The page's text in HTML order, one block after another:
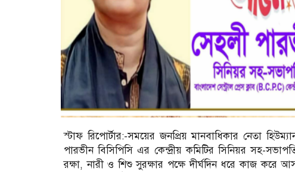
স্টাফ রিপোর্টার:-সময়ের জনপ্রিয় মানবাধিকার নেতা
পারভীন বিসিপিসি এর কেন্দ্রীয় কমিটির সিনিয়র সহ-
রক্ষা, নারী ও শিশু সুরক্ষার পক্ষে দীর্ঘদিন ধরে কাজ করে